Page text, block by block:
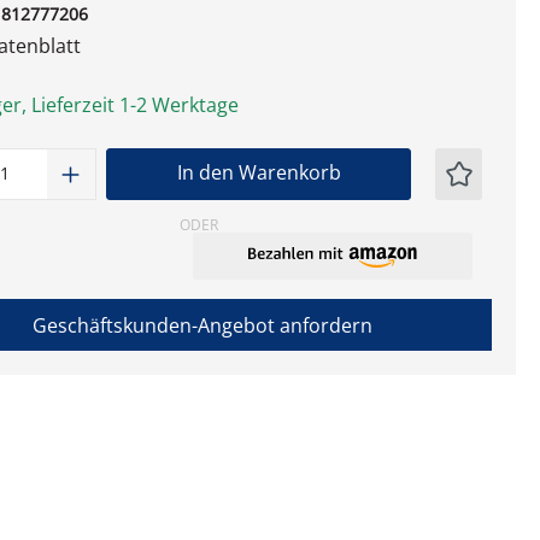
Lieferzeit 1-2 Werktage
Anzahl: Gib den gewünschten Wert
In den Warenkorb
ODER
Geschäftskunden-Angebot anfordern